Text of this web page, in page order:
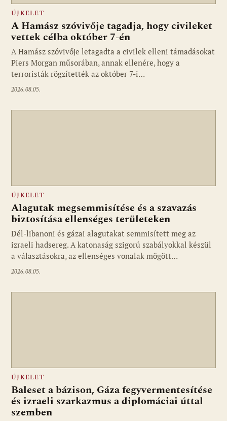
ÚJKELET
A Hamász szóvivője tagadja, hogy civileket
vettek célba október 7-én
A Hamász szóvivője letagadta a civilek elleni támadásokat
Piers Morgan műsorában, annak ellenére, hogy a
terroristák rögzítették az október 7-i…
2026.08.05.
ÚJKELET
Alagutak megsemmisítése és a szavazás
biztosítása ellenséges területeken
Dél-libanoni és gázai alagutakat semmisített meg az
izraeli hadsereg. A katonaság szigorú szabályokkal készül
a választásokra, az ellenséges vonalak mögött…
2026.08.05.
ÚJKELET
Baleset a bázison, Gáza fegyvermentesítése
és izraeli szarkazmus a diplomáciai úttal
szemben